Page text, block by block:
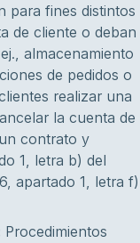
para fines distintos
de cliente o deban
almacenamiento
de pedidos o
realizar una
la cuenta de
contrato y
1, letra b) del
apartado 1, letra f)
Procedimientos